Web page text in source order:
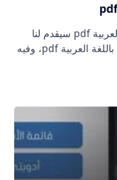
كتاب شرح أسماء الأدوية واستخداماتها باللغة العربية pdf سيقدم لنا
المقال ملف لشرح أسماء الأدوية واستخداماتها باللغة العربية pdf، وفيه